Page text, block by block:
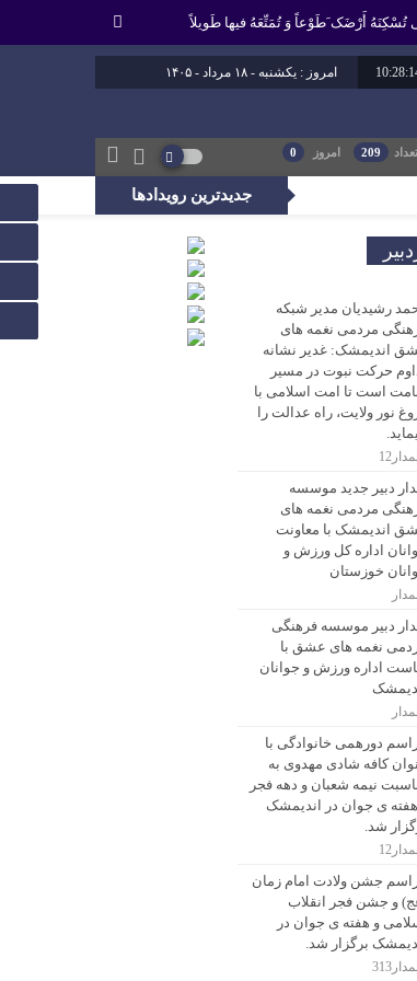
تُسْکِنَهُ أَرْضَک َطَوْعاً وَ تُمَتِّعَهُ فیها طَویلاً
امروز : یکشنبه - ۱۸ مرداد - ۱۴۰۵
برابر با : Sunday - 9 August - 2026
تعداد 209 امروز 0
جدیدترین رویدادها
بپیماید.
رشیدیان مدیر شبکه
مردمی نغمه های
اندیمشک: غدیر نشانه
حرکت نبوت در مسیر
است تا امت اسلامی با
نور ولایت، راه عدالت را
دبیر جدید موسسه
مردمی نغمه های
اندیمشک با معاونت
اداره کل ورزش و
خوزستان
دبیر موسسه فرهنگی
نغمه های عشق با
اداره ورزش و جوانان
دورهمی خانوادگی با
کافه شادی مهدوی به
نیمه شعبان و دهه فجر
ی جوان در اندیمشک
شد.
جشن ولادت امام زمان
و جشن فجر انقلاب
و هفته ی جوان در
برگزار شد.